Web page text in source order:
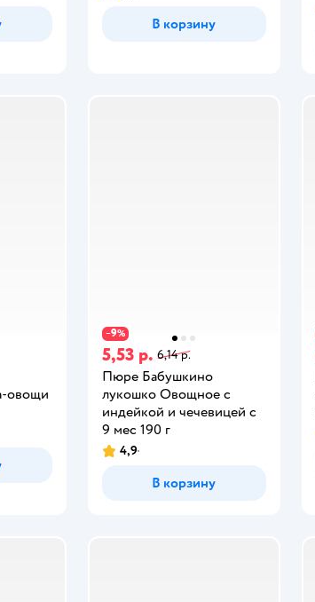
В корзину
овощи
−9%
5,53 р. 6,14 р.
Пюре Бабушкино
лукошко Овощное с
индейкой и чечевицей с
9 мес 190 г
4,9
В корзину